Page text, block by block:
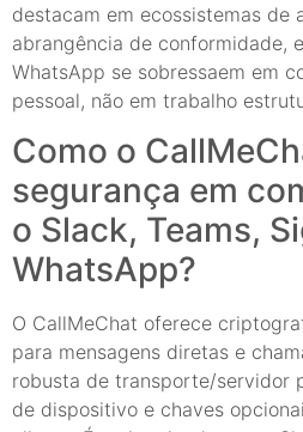
destacam em ecossistemas de
abrangência de conformidade,
WhatsApp se sobressaem em
pessoal, não em trabalho
Como o
segurança em
o Slack, Teams,
WhatsApp?
O CallMeChat oferece
para mensagens diretas e
robusta de transporte/servidor
de dispositivo e chaves